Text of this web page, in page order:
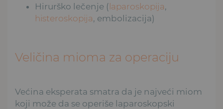
Hirurško lečenje (laparoskopija,
histeroskopija, embolizacija)
Veličina mioma za operaciju
Većina eksperata smatra da je najveći miom
koji može da se operiše laparoskopski